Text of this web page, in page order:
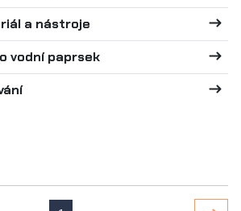
a nástroje
vodní paprsek